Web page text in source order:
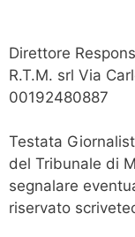
Direttore
R.T.M. srl Via
00192480887
Testata
del Tribunale di
segnalare
riservato